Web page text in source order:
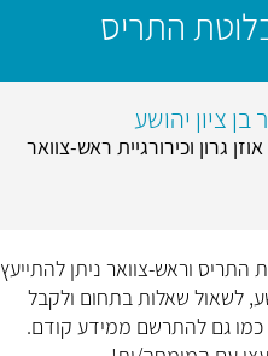
התריס
בן ציון יהושע
גרון וכירורגיית ראש-צוואר
התריס וראש-צוואר ניתן להתייעץ
לשאול שאלות בתחום ולקבל
כמו גם להתרשם ממידע קודם.